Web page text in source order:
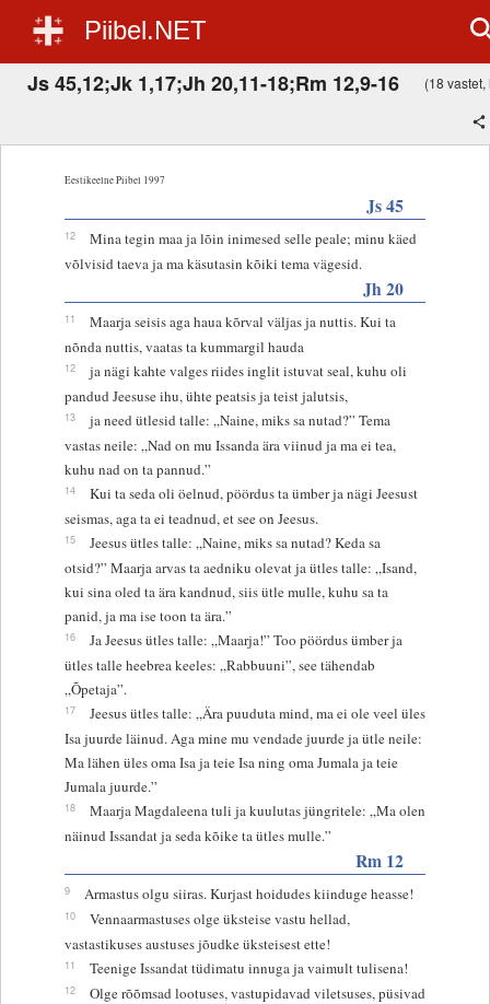
Piibel.NET
Js 45,12;Jk 1,17;Jh 20,11-18;Rm 12,9-16 (18
Eestikeelne Piibel 1997
Js 45
12
Mina tegin maa ja lõin inimesed selle peale; minu käed
võlvisid taeva ja ma käsutasin kõiki tema vägesid.
Jh 20
11
Maarja seisis aga haua kõrval väljas ja nuttis. Kui ta
nõnda nuttis, vaatas ta kummargil hauda
12
ja nägi kahte valges riides inglit istuvat seal, kuhu oli
pandud Jeesuse ihu, ühte peatsis ja teist jalutsis,
13
ja need ütlesid talle: „Naine, miks sa nutad?” Tema
vastas neile: „Nad on mu Issanda ära viinud ja ma ei tea,
kuhu nad on ta pannud.”
14
Kui ta seda oli öelnud, pöördus ta ümber ja nägi Jeesust
seismas, aga ta ei teadnud, et see on Jeesus.
15
Jeesus ütles talle: „Naine, miks sa nutad? Keda sa
otsid?” Maarja arvas ta aedniku olevat ja ütles talle: „Isand,
kui sina oled ta ära kandnud, siis ütle mulle, kuhu sa ta
panid, ja ma ise toon ta ära.”
16
Ja Jeesus ütles talle: „Maarja!” Too pöördus ümber ja
ütles talle heebrea keeles: „Rabbuuni”, see tähendab
„Õpetaja”.
17
Jeesus ütles talle: „Ära puuduta mind, ma ei ole veel üles
Isa juurde läinud. Aga mine mu vendade juurde ja ütle neile:
Ma lähen üles oma Isa ja teie Isa ning oma Jumala ja teie
Jumala juurde.”
18
Maarja Magdaleena tuli ja kuulutas jüngritele: „Ma olen
näinud Issandat ja seda kõike ta ütles mulle.”
Rm 12
9 Armastus olgu siiras. Kurjast hoidudes kiinduge heasse!
10
Vennaarmastuses olge üksteise vastu hellad,
vastastikuses austuses jõudke üksteisest ette!
11 Teenige Issandat tüdimatu innuga ja vaimult tulisena!
12
Olge rõõmsad lootuses, vastupidavad viletsuses, püsivad